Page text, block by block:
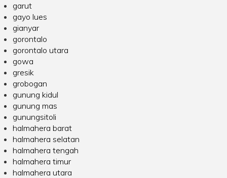
garut
gayo lues
gianyar
gorontalo
gorontalo utara
gowa
gresik
grobogan
gunung kidul
gunung mas
gunungsitoli
halmahera barat
halmahera selatan
halmahera tengah
halmahera timur
halmahera utara